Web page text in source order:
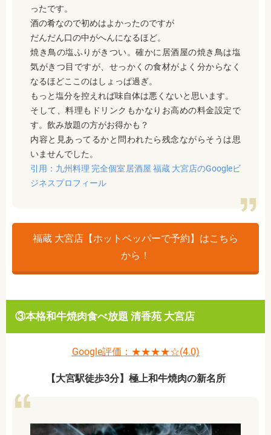
ったです。
酒の肴なので初めはよかったのですが
だんだん口の中がへんになるほど。
焼き鳥の塩ふりがきつい。確かに居酒屋の焼き鳥は塩
気がきつ目ですが、せっかくの食材がよく分からなく
なるほどここのはしょっぱ過ぎ。
もっと塩分を控えれば味自体は悪くないと思います。
そして、料理もドリンクもかなりお高めの料金設定で
す。飲み放題の方がお得かも？
内容と見あってるかと問われたら残念ながらそうは思
いませんでした。
引用：九州料理 完全個室居酒屋 福蔵 大宮店のGoogleビ
ジネスプロフィール
福蔵 大宮店【ホットペッパーで予約】はこちら
から！
③本格和牛焼肉食べ放題 清香苑 大宮店
Google評価：★★★★☆(4.0)
【大宮駅徒歩3分】極上和牛焼肉の新名所